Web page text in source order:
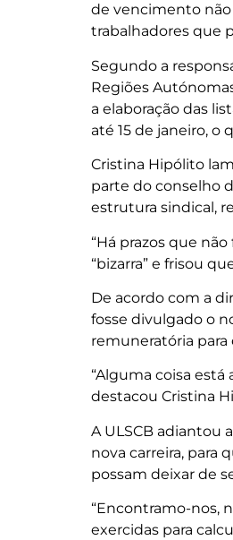
de vencimento não
trabalhadores que
Segundo a
Regiões
a elaboração das
até 15 de janeiro, o
Cristina Hipólito
parte do conselho
estrutura sindical,
“Há prazos que
“bizarra” e frisou
De acordo com a
fosse divulgado o
remuneratória para
“Alguma coisa
destacou Cristina
A ULSCB adiantou
nova carreira, para
possam deixar de
“Encontramo-nos,
exercidas para